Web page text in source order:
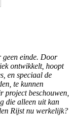
geen einde. Door
ontwikkelt, hoopt
en speciaal de
te kunnen
project beschouwen,
die alleen uit kan
Rijst nu werkelijk?